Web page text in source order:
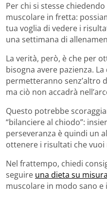
Per chi si stesse
muscolare in fretta:
tua voglia di vedere i
una settimana di
La verità, però, è che per
bisogna avere pazienza.
permetteranno senz’altro
ma ciò non accadrà
Questo potrebbe
“bilanciere al chiodo”:
perseveranza è quindi un
ottenere i risultati che vuoi
Nel frattempo, chiedi
seguire una dieta su misura
muscolare in modo sano e